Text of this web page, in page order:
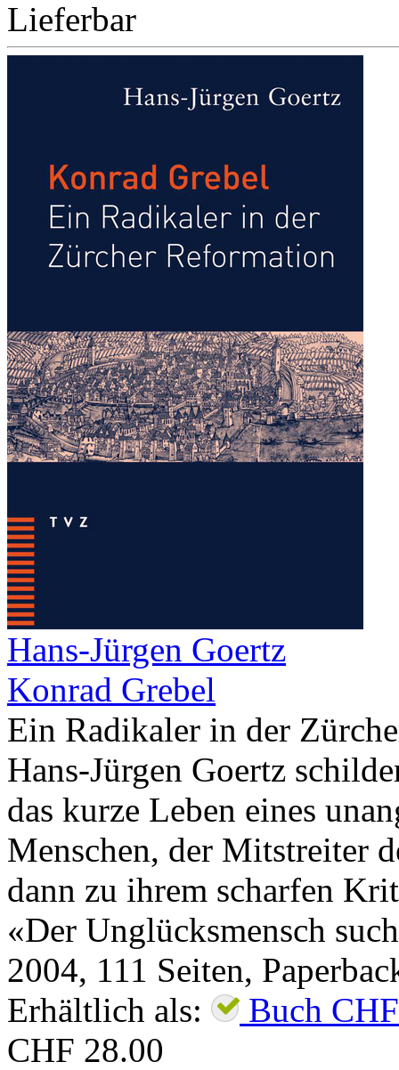
Lieferbar
Hans-Jürgen Goertz
Konrad Grebel
Ein Radikaler in der
Hans-Jürgen Goertz
das kurze Leben eines
Menschen, der Mitstreiter
dann zu ihrem scharfen
«Der Unglücksmensch
2004, 111 Seiten,
Erhältlich als:
Buch
CHF 28.00